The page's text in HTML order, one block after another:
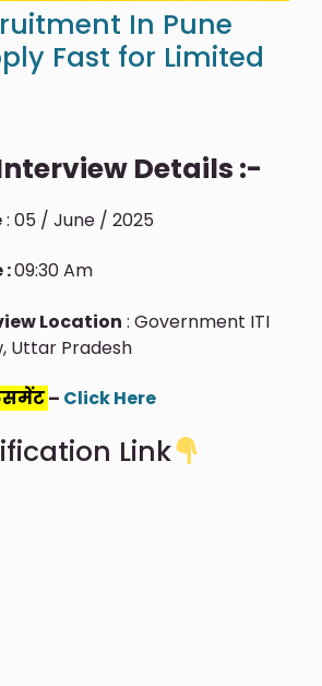
In Pune
Fast for Limited
Details :-
: 05 / June / 2025
:09:30 Am
Location : Government ITI
Uttar Pradesh
– Click Here
Link